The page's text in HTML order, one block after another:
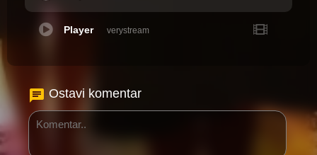
verystream
Player
Ostavi komentar